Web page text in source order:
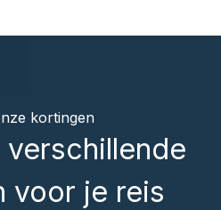
kortingen
voor je reis